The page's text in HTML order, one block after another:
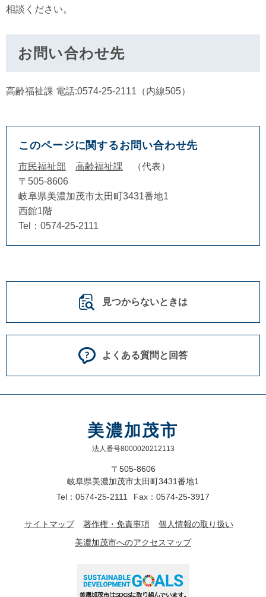
相談ください。
お問い合わせ先
高齢福祉課 電話:0574-25-2111（内線505）​
このページに関するお問い合わせ先
市民福祉部 高齢福祉課
代表
〒505-8606
岐阜県美濃加茂市太田町3431番地1
西館1階
Tel：0574-25-2111
見つからないときは
よくある質問と回答
美濃加茂市
法人番号8000020212113
〒505-8606
岐阜県美濃加茂市太田町3431番地1
Tel：0574-25-2111
Fax：0574-25-3917
サイトマップ 著作権・免責事項
個人情報の取り扱い
美濃加茂市へのアクセスマップ